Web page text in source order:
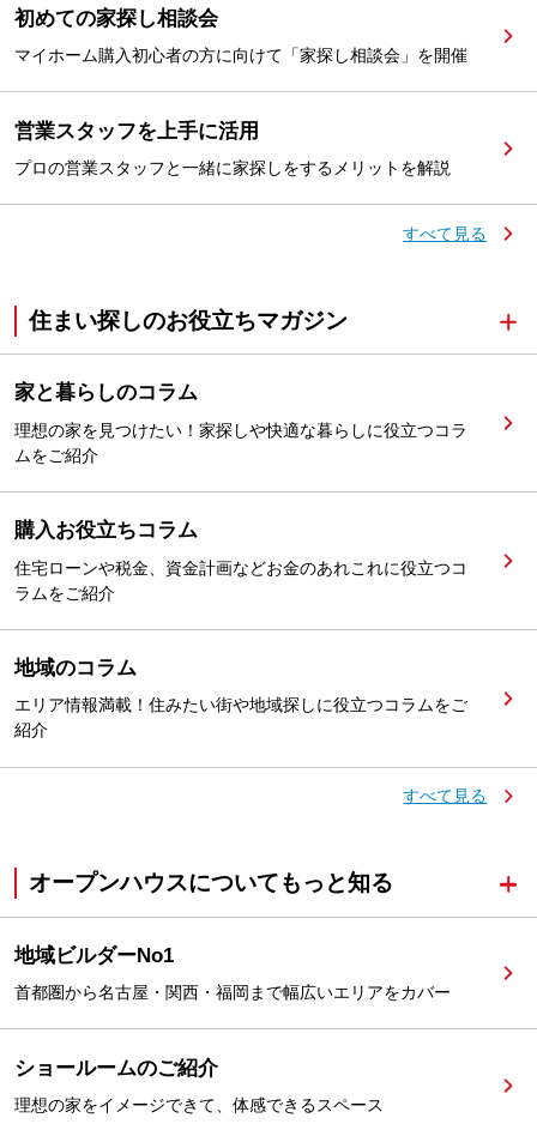
初めての家探し相談会
マイホーム購入初心者の方に向けて「家探し相談会」を開催
営業スタッフを上手に活用
プロの営業スタッフと一緒に家探しをするメリットを解説
すべて見る
住まい探しのお役立ちマガジン
家と暮らしのコラム
理想の家を見つけたい！家探しや快適な暮らしに役立つコラ
ムをご紹介
購入お役立ちコラム
住宅ローンや税金、資金計画などお金のあれこれに役立つコ
ラムをご紹介
地域のコラム
エリア情報満載！住みたい街や地域探しに役立つコラムをご
紹介
すべて見る
オープンハウスについてもっと知る
地域ビルダーNo1
首都圏から名古屋・関西・福岡まで幅広いエリアをカバー
ショールームのご紹介
理想の家をイメージできて、体感できるスペース